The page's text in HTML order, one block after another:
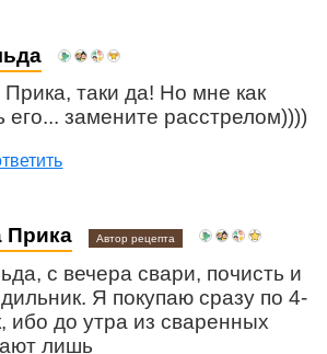
таки да! Но мне как
его... замените расстрелом))))
Прика Автор рецепта
с вечера свари, почисть и
Я покупаю сразу по 4-
ибо до утра из сваренных
лишь